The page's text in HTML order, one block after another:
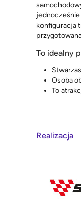
jednocześnie
konfiguracja
To idealny
Osoba
To
Realizacja